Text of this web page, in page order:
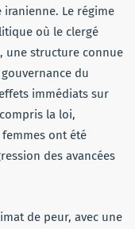
Le régime
où le clergé
une structure connue
du
immédiats sur
la loi,
ont été
des avancées
de peur, avec une